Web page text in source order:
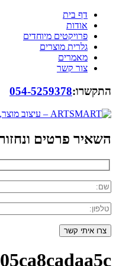
דף בית
אודות
פרויקטים מיוחדים
גלרית מוצרים
מאמרים
צור קשר
התקשרו:054-5259378
השאיר פרטים